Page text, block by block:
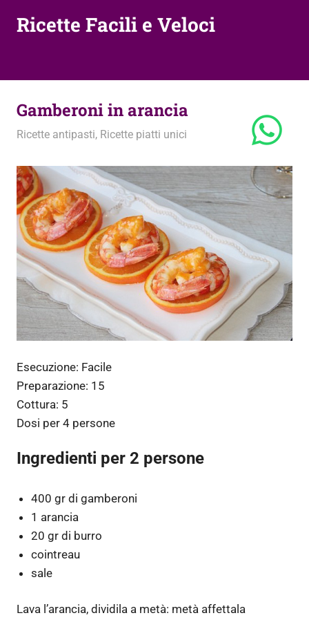
Ricette Facili e Veloci
Gamberoni in arancia
1 Marzo 2014
admin
Ricette antipasti, Ricette piatti unici
Esecuzione: Facile
Preparazione: 15
Cottura: 5
Dosi per 4 persone
Ingredienti per 2 persone
400 gr di gamberoni
1 arancia
20 gr di burro
cointreau
sale
Lava l’arancia, dividila a metà: metà affettala